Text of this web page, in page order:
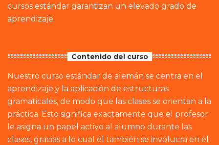
cursos estándar garantizan un elevado grado de
aprendizaje.
Contenido del curso
Nuestro curso estándar de alemán se centra en el
aprendizaje y la aplicación de estructuras
gramaticales, de modo que las clases se orientan a la
práctica. Esto significa exactamente que el profesor
le asigna un papel activo al alumno durante las
clases, gracias a lo cual él también se involucra en el